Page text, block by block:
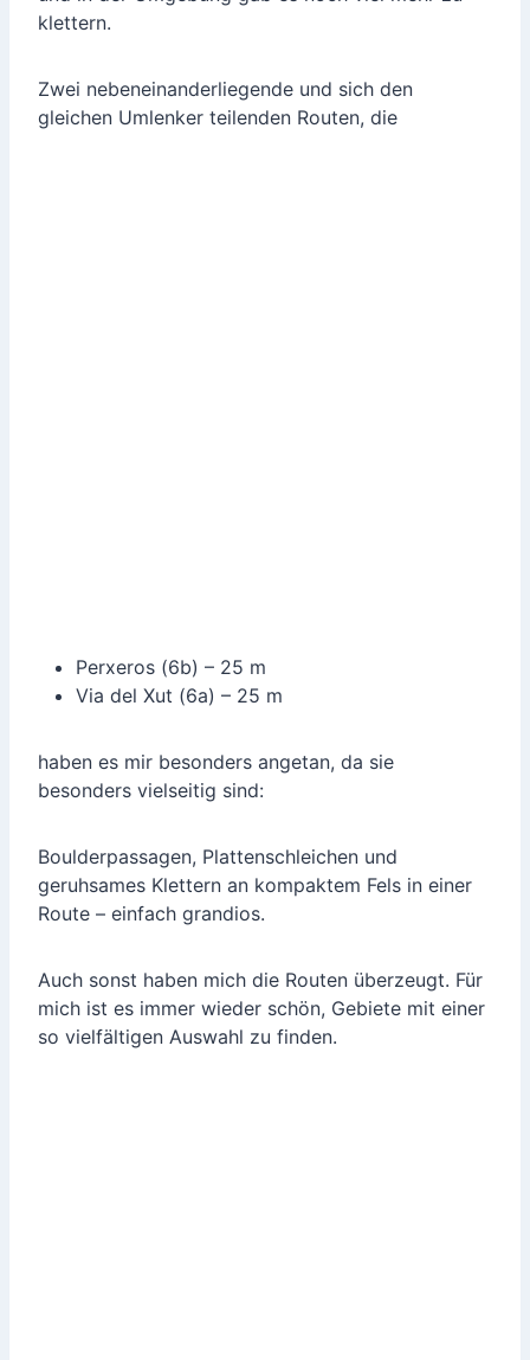
klettern.
Zwei nebeneinanderliegende und sich den
gleichen Umlenker teilenden Routen, die
Perxeros (6b) – 25 m
Via del Xut (6a) – 25 m
haben es mir besonders angetan, da sie
besonders vielseitig sind:
Boulderpassagen, Plattenschleichen und
geruhsames Klettern an kompaktem Fels in einer
Route – einfach grandios.
Auch sonst haben mich die Routen überzeugt. Für
mich ist es immer wieder schön, Gebiete mit einer
so vielfältigen Auswahl zu finden.